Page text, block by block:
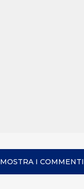
MOSTRA I COMMENTI